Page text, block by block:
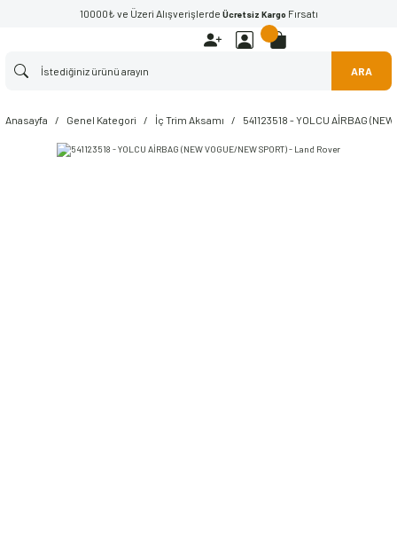
10000₺ ve Üzeri Alışverişlerde Ücretsiz Kargo Fırsatı
ARA
Anasayfa Genel Kategori İç Trim Aksamı 541123518 - YOLCU AİRBAG